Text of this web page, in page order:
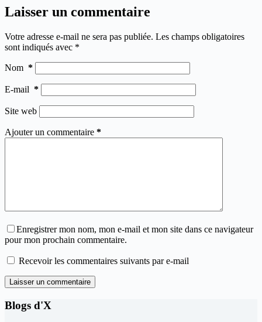
Laisser un commentaire
Votre adresse e-mail ne sera pas publiée. Les champs obligatoires
sont indiqués avec *
Nom *
E-mail *
Site web
Ajouter un commentaire *
Enregistrer mon nom, mon e-mail et mon site dans ce navigateur
pour mon prochain commentaire.
Recevoir les commentaires suivants par e-mail
Laisser un commentaire
Blogs d'X